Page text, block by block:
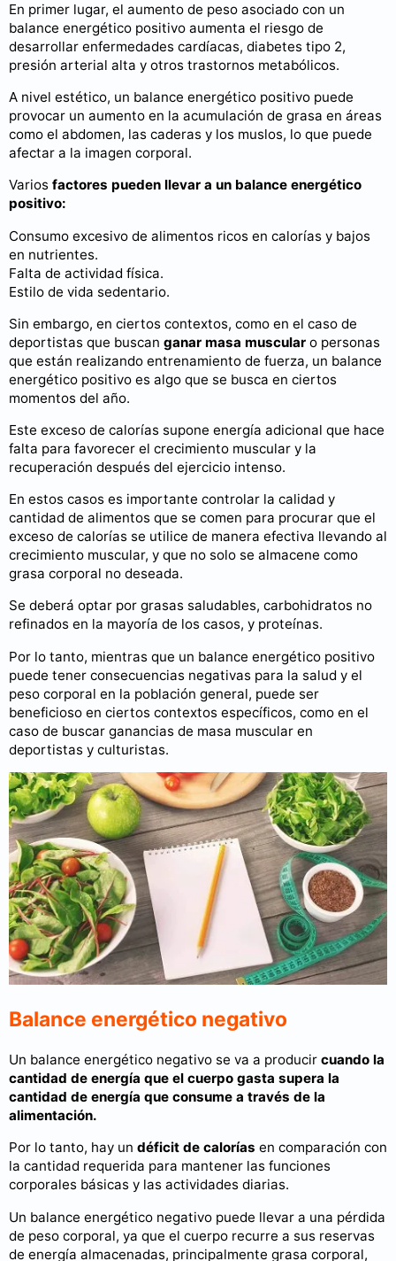
En primer lugar, el aumento de peso asociado con un
balance energético positivo aumenta el riesgo de
desarrollar enfermedades cardíacas, diabetes tipo 2,
presión arterial alta y otros trastornos metabólicos.
A nivel estético, un balance energético positivo puede
provocar un aumento en la acumulación de grasa en áreas
como el abdomen, las caderas y los muslos, lo que puede
afectar a la imagen corporal.
Varios factores pueden llevar a un balance energético
positivo:
Consumo excesivo de alimentos ricos en calorías y bajos
en nutrientes.
Falta de actividad física.
Estilo de vida sedentario.
Sin embargo, en ciertos contextos, como en el caso de
deportistas que buscan ganar masa muscular o personas
que están realizando entrenamiento de fuerza, un balance
energético positivo es algo que se busca en ciertos
momentos del año.
Este exceso de calorías supone energía adicional que hace
falta para favorecer el crecimiento muscular y la
recuperación después del ejercicio intenso.
En estos casos es importante controlar la calidad y
cantidad de alimentos que se comen para procurar que el
exceso de calorías se utilice de manera efectiva llevando al
crecimiento muscular, y que no solo se almacene como
grasa corporal no deseada.
Se deberá optar por grasas saludables, carbohidratos no
refinados en la mayoría de los casos, y proteínas.
Por lo tanto, mientras que un balance energético positivo
puede tener consecuencias negativas para la salud y el
peso corporal en la población general, puede ser
beneficioso en ciertos contextos específicos, como en el
caso de buscar ganancias de masa muscular en
deportistas y culturistas.
Balance energético negativo
Un balance energético negativo se va a producir cuando la
cantidad de energía que el cuerpo gasta supera la
cantidad de energía que consume a través de la
alimentación.
Por lo tanto, hay un déficit de calorías en comparación con
la cantidad requerida para mantener las funciones
corporales básicas y las actividades diarias.
Un balance energético negativo puede llevar a una pérdida
de peso corporal, ya que el cuerpo recurre a sus reservas
de energía almacenadas, principalmente grasa corporal,